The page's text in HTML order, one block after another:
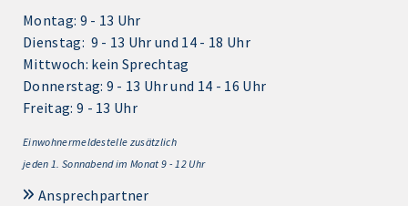
Montag: 9 - 13 Uhr
Dienstag: 9 - 13 Uhr und 14 - 18 Uhr
Mittwoch: kein Sprechtag
Donnerstag: 9 - 13 Uhr und 14 - 16 Uhr
Freitag: 9 - 13 Uhr
Einwohnermeldestelle zusätzlich
jeden 1. Sonnabend im Monat 9 - 12 Uhr
Ansprechpartner